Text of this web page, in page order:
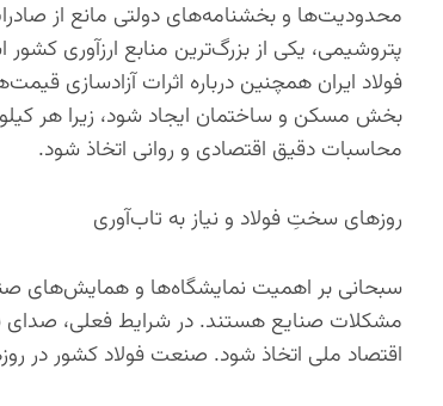
محدودیت‌ها و بخشنامه‌های دولتی مانع از
پتروشیمی، یکی از بزرگ‌ترین منابع ارزآوری
فولاد ایران همچنین درباره اثرات آزادسازی
بخش مسکن و ساختمان ایجاد شود، زیرا هر
محاسبات دقیق اقتصادی و روانی اتخاذ شود.
روزهای سختِ فولاد و نیاز به تاب‌آوری
سبحانی بر اهمیت نمایشگاه‌ها و همایش‌های
مشکلات صنایع هستند. در شرایط فعلی، صدای
اقتصاد ملی اتخاذ شود. صنعت فولاد کشور در